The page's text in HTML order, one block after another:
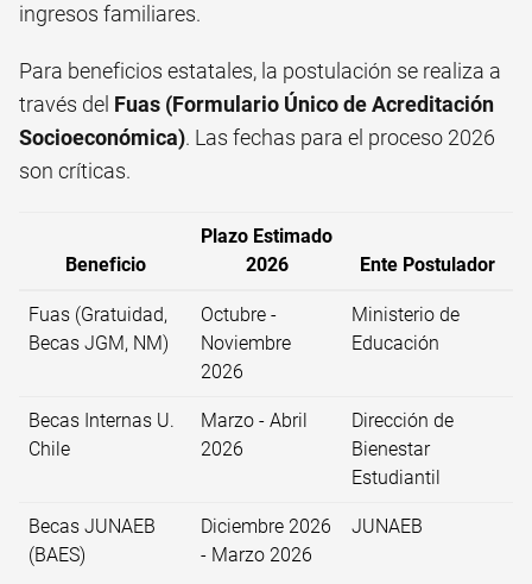
ingresos familiares.
Para beneficios estatales, la postulación se realiza a
través del Fuas (Formulario Único de Acreditación
Socioeconómica). Las fechas para el proceso 2026
son críticas.
Beneficio
Plazo Estimado
2026
Ente Postulador
Fuas (Gratuidad,
Becas JGM, NM)
Octubre -
Noviembre
2026
Ministerio de
Educación
Becas Internas U.
Chile
Marzo - Abril
2026
Dirección de
Bienestar
Estudiantil
Becas JUNAEB
(BAES)
Diciembre 2026
- Marzo 2026
JUNAEB